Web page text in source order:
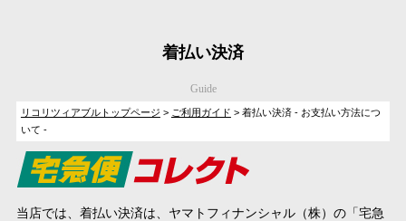
着払い決済
Guide
リコリツィアブルトップページ > ご利用ガイド > 着払い決済 - お支払い方法につ
いて -
当店では、着払い決済は、ヤマトフィナンシャル（株）の「宅急